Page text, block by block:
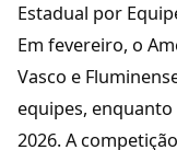
Estadual por
Em fevereiro, o
Vasco e
equipes,
2026. A